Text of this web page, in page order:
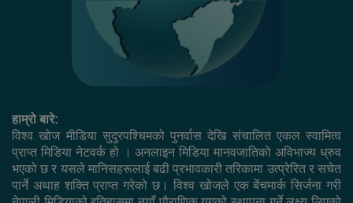
हाम्रो बारे:
विश्व खोज मीडिया सुदुरपश्चिमको पुनर्वास देखि संचालित एकल स्वामित्व
प्राप्त मिडिया नेटवर्क हो । अनलाइन मिडिया मानवजातिको अविभाज्य ध्रुव
भएको छ र यसले मानिसहरूलाई बढी प्रभावकारी तरिकामा उत्प्रेरित र सचेत
पार्ने अथाह शक्ति प्राप्त गरेको छ। विश्व खोजले एक बेंचमार्क सिर्जना गरी